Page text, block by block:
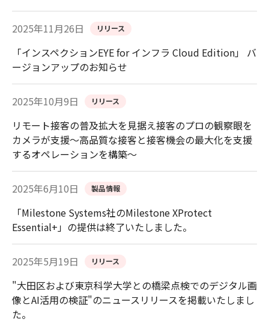
2025年11月26日 リリース
「インスペクションEYE for インフラ Cloud Edition」 バ
ージョンアップのお知らせ
2025年10月9日 リリース
リモート接客の普及拡大を見据え接客のプロの観察眼を
カメラが支援～高品質な接客と接客機会の最大化を支援
するオペレーションを構築～
2025年6月10日 製品情報
「Milestone Systems社のMilestone XProtect
Essential+」の提供は終了いたしました。
2025年5月19日 リリース
"大田区および東京科学大学との橋梁点検でのデジタル画
像とAI活用の検証"のニュースリリースを掲載いたしまし
た。